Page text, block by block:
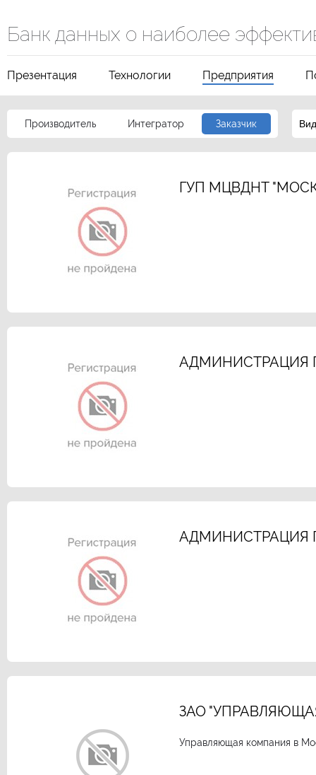
Банк данных о наиболее
Презентация Технологии Предприятия
Производитель Интегратор Заказчик
ГУП МЦВДНТ
АДМИНИСТРАЦИЯ
АДМИНИСТРАЦИЯ
ЗАО
Управляющая компания в